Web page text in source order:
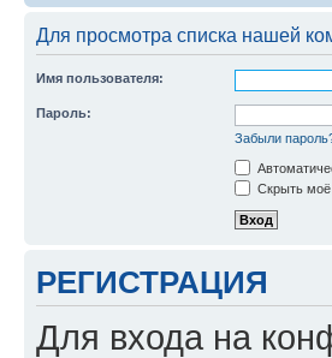
Для просмотра списка нашей
Имя пользователя:
Пароль:
Забыли
Скрыть моё
РЕГИСТРАЦИЯ
Для входа на